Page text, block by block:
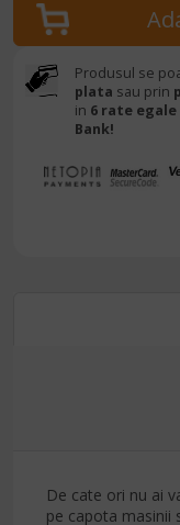
Produsul se
plata sau prin
in 6 rate egale
Bank!
De cate ori nu ai
pe capota masinii